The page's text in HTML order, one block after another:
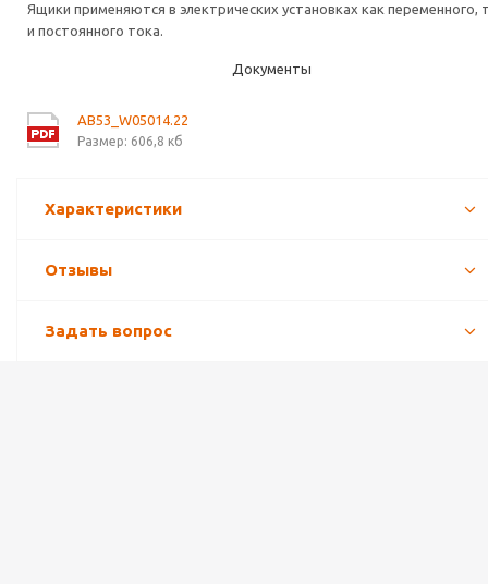
Ящики применяются в электрических установках как переменного,
и постоянного тока.
Документы
AB53_W05014.22
Размер: 606,8 кб
Характеристики
Отзывы
Задать вопрос